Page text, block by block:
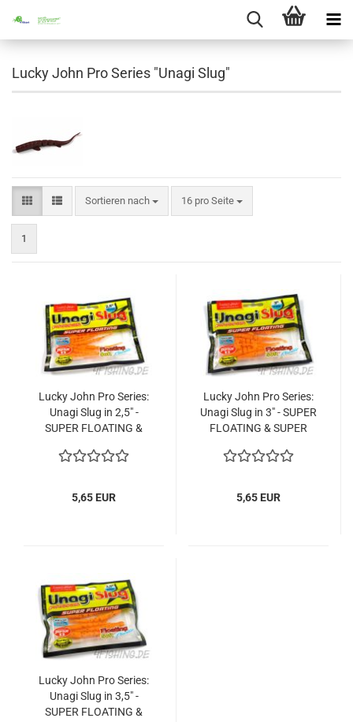
Lucky John Pro Series "Unagi Slug"
Sortieren nach
Sortieren nach 16 pro Seite
pro Seite
1
Lucky John Pro Series:
Unagi Slug in 2,5" -
SUPER FLOATING &
5,65 EUR
Lucky John Pro Series:
Unagi Slug in 3" - SUPER
FLOATING & SUPER
5,65 EUR
Lucky John Pro Series:
Unagi Slug in 3,5" -
SUPER FLOATING &